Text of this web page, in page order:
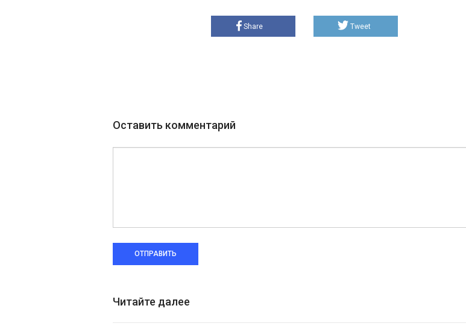
Share Tweet
Оставить комментарий
ОТПРАВИТЬ
Читайте далее